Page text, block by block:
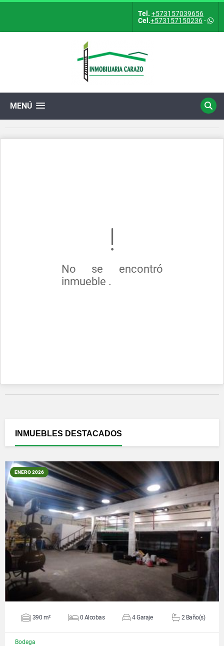
Tel. +573157039656
Cel.+573157150236-
MENÚ
No se encontró
inmueble .
INMUEBLES DESTACADOS
ENERO 2026
VER DETALLES
390 m² 0 Alcobas 4 Garaje 2 Baño(s)
Bodega